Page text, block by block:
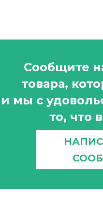
Сообщите
товара,
и мы с
то, что